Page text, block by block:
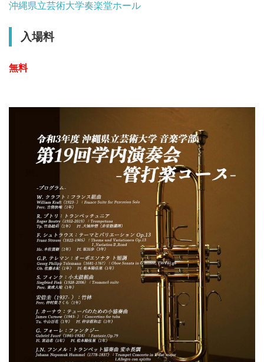
沖縄県立芸術大学奏楽堂ホール
入場料
無料